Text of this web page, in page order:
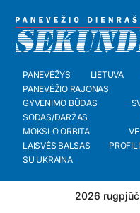
PANEVĖŽYS LIETUVA
PANEVĖŽIO RAJONAS
GYVENIMO BŪDAS
SODAS/DARŽAS
MOKSLO ORBITA
LAISVĖS BALSAS
SU UKRAINA
2026